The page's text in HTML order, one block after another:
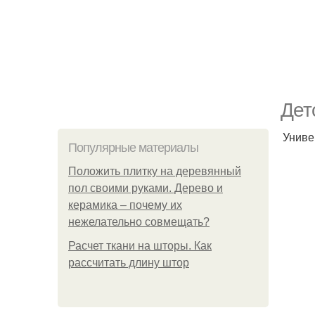
Популярные материалы
Положить плитку на деревянный
пол своими руками. Дерево и
керамика – почему их
нежелательно совмещать?
Расчет ткани на шторы. Как
рассчитать длину штор